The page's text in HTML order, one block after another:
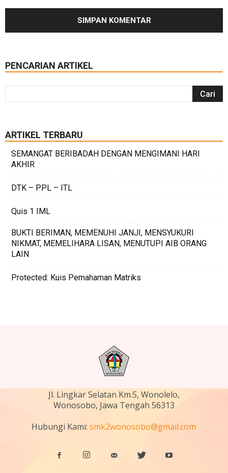
PENCARIAN ARTIKEL
ARTIKEL TERBARU
SEMANGAT BERIBADAH DENGAN MENGIMANI HARI
AKHIR
DTK – PPL – ITL
Quis 1 IML
BUKTI BERIMAN, MEMENUHI JANJI, MENSYUKURI
NIKMAT, MEMELIHARA LISAN, MENUTUPI AIB ORANG
LAIN
Protected: Kuis Pemahaman Matriks
Jl. Lingkar Selatan Km.5, Wonolelo,
Wonosobo, Jawa Tengah 56313
Hubungi Kami:smk2wonosobo@gmail.com